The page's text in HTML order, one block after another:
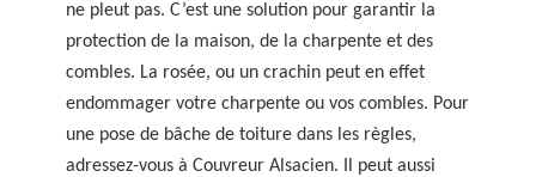
ne pleut pas. C’est une solution pour garantir la
protection de la maison, de la charpente et des
combles. La rosée, ou un crachin peut en effet
endommager votre charpente ou vos combles. Pour
une pose de bâche de toiture dans les règles,
adressez-vous à Couvreur Alsacien. Il peut aussi